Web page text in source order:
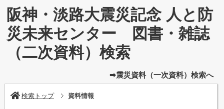
阪神・淡路大震災記念 人と防
災未来センター 図書・雑誌
（二次資料）検索
➡震災資料（一次資料）検索へ
検索トップ 資料情報